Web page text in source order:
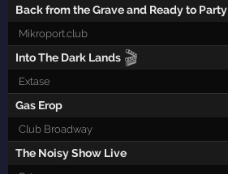
Back from the Grave and Ready to Party
Mikroport.club
Into The Dark Lands 🎬
Extase
Gas Erop
Club Broadway
The Noisy Show Live